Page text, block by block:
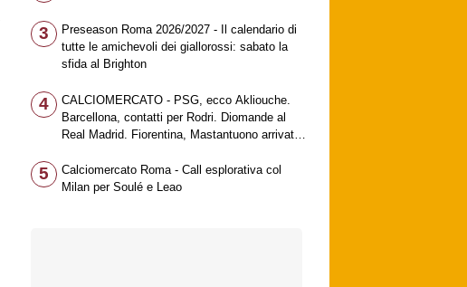
3
Preseason Roma 2026/2027 - Il calendario di
tutte le amichevoli dei giallorossi: sabato la
sfida al Brighton
4
CALCIOMERCATO - PSG, ecco Akliouche.
Barcellona, contatti per Rodri. Diomande al
Real Madrid. Fiorentina, Mastantuono arrivato
5
Calciomercato Roma - Call esplorativa col
Milan per Soulé e Leao